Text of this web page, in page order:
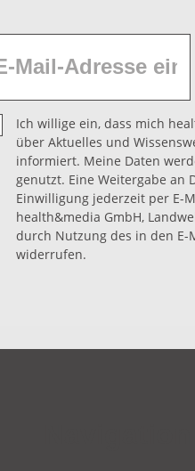
Ich willige ein, dass mich
über Aktuelles und
informiert. Meine Daten
genutzt. Eine Weitergabe an
Einwilligung jederzeit per E-
health&media GmbH,
durch Nutzung des in den
widerrufen.